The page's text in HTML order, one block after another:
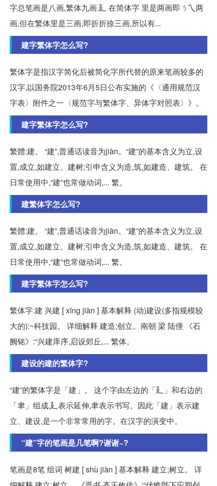
字总笔画是八画,繁体九画.廴 在简体字 里是两画即ㄋ乀两
画,但在繁体里是三画,即折折捺三画,所以有...
建字繁体字怎么写?
繁体字是指汉字简化后被简化字所代替的原来笔画较多的
汉字,以国务院2013年6月5日公布实施的《〈通用规范汉
字表〉附件之一〈规范字与繁体字、异体字对照表〉》。
建字繁体字怎么写?
繁體:建。 “建”,普通话读音为jiàn。“建”的基本含义为立,设
置,成立,如建立、建树;引申含义为造,筑,如建造、建筑。 在
日常使用中,“建”也常做动词,... 繁。
建繁体字怎么写?
繁體:建。 “建”,普通话读音为jiàn。“建”的基本含义为立,设
置,成立,如建立、建树;引申含义为造,筑,如建造、建筑。 在
日常使用中,“建”也常做动词,... 繁。
建字繁体字怎么写?
繁体字:建 兴建 [ xīng jiàn ] 基本解释 (动)建设(多指规模较
大的):~科技园。 详细解释 建造;创立。南朝 梁 陆倕 《石
阙铭》:“兴建庠序,启设郊丘,... 繁体。
建设的建的繁体字?
“建”的繁体字是「建」。 这个字由左边的「廴」和右边的
「聿」组成,廴表示延伸,聿表示书写。因此「建」表示建
立、建设,是一个非常常用的字。在汉字的演变中。
“建”字的笔画是几笔啊?谢谢~?
笔画是8笔 组词 树建 [ shù jiàn ] 基本解释 建立;树立。 详